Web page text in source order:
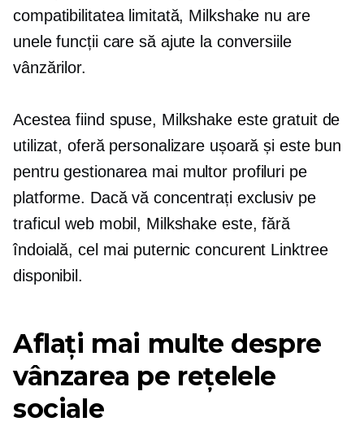
compatibilitatea limitată, Milkshake nu are
unele funcții care să ajute la conversiile
vânzărilor.
Acestea fiind spuse, Milkshake este gratuit de
utilizat, oferă personalizare ușoară și este bun
pentru gestionarea mai multor profiluri pe
platforme. Dacă vă concentrați exclusiv pe
traficul web mobil, Milkshake este, fără
îndoială, cel mai puternic concurent Linktree
disponibil.
Aflați mai multe despre
vânzarea pe rețelele
sociale